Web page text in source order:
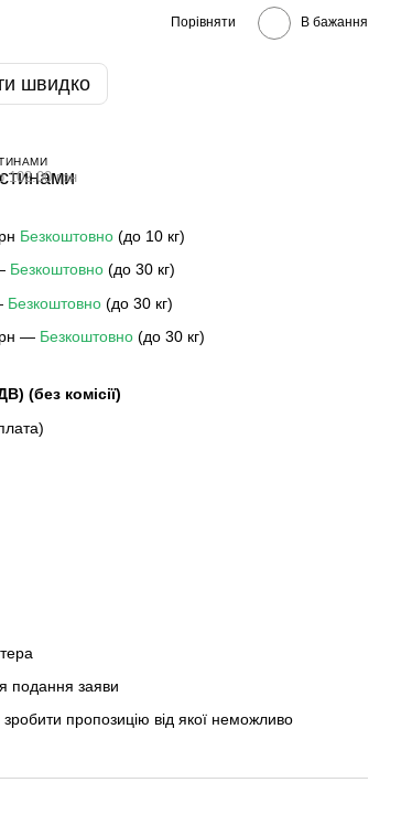
Порівняти В бажання
швидко
102.00 грн
Безкоштовно (до 10 кг)
Безкоштовно (до 30 кг)
Безкоштовно (до 30 кг)
— Безкоштовно (до 30 кг)
(без комісії)
подання заяви
пропозицію від якої неможливо